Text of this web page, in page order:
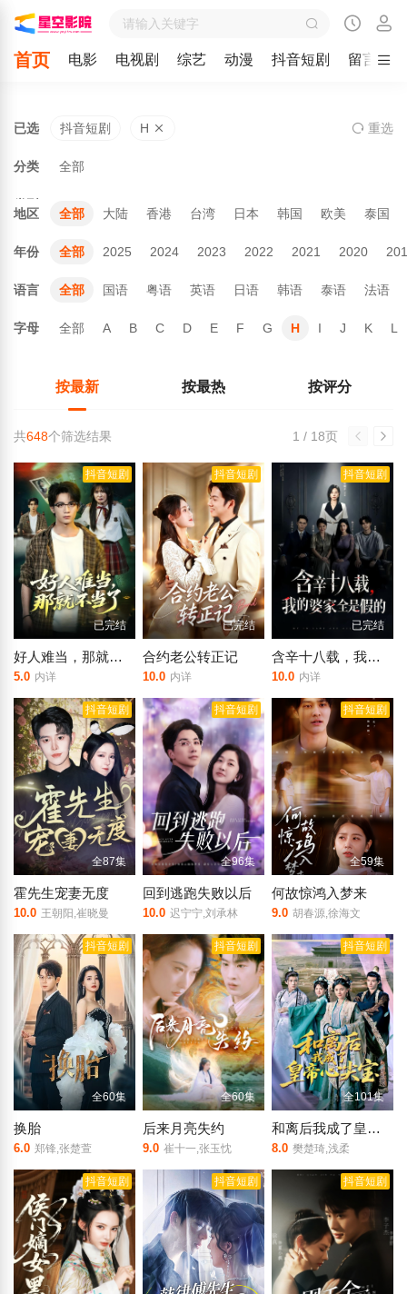
首页 电影 电视剧 综艺 动漫 抖音短剧 留言
已选 抖音短剧 H 重选
分类 全部
类型
地区 全部 大陆 香港 台湾 日本 韩国 欧美 泰国
年份 全部 2025 2024 2023 2022 2021 2020
语言 全部 国语 粤语 英语 日语 韩语 泰语 法语
字母 全部 A B C D E F G H I J K L
按最新 按最热 按评分
1 / 18页
共648个筛选结果
抖音短剧
已完结
好人难当，那就不当了
5.0 内详
抖音短剧
已完结
合约老公转正记
10.0 内详
抖音短剧
已完结
含辛十八载，我的婆家全是假的
10.0 内详
抖音短剧
全87集
霍先生宠妻无度
10.0 王朝阳,崔晓曼
抖音短剧
全96集
回到逃跑失败以后
10.0 迟宁宁,刘承林
抖音短剧
全59集
何故惊鸿入梦来
9.0 胡春源,徐海文
抖音短剧
全60集
换胎
6.0 郑锋,张楚萱
抖音短剧
全60集
后来月亮失约
9.0 崔十一,张玉忱
抖音短剧
全101集
和离后我成了皇帝心尖宝
8.0 樊楚琦,浅柔
抖音短剧 抖音短剧 抖音短剧